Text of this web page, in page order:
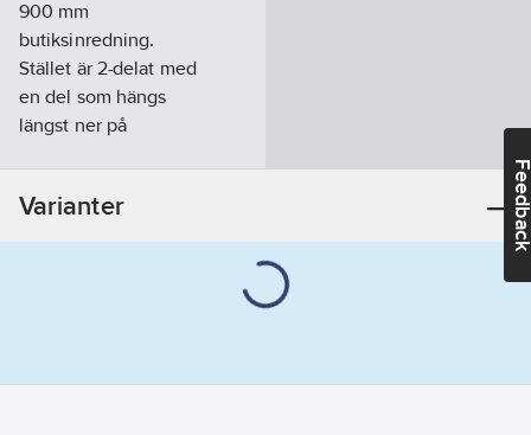
900 mm
butiksinredning.
Stället är 2-delat med
en del som hängs
längst ner på
rör/ledningslist ställs
samt en del som håller
Ean
Varianter